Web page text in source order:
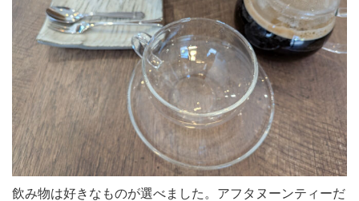
飲み物は好きなものが選べました。アフタヌーンティーだ